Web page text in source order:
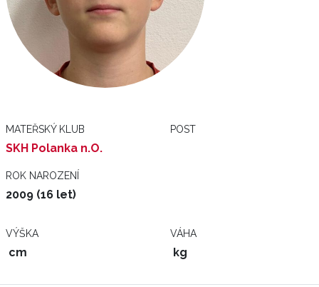
MATEŘSKÝ KLUB
SKH Polanka n.O.
POST
ROK NAROZENÍ
2009 (16 let)
VÝŠKA
cm
VÁHA
kg